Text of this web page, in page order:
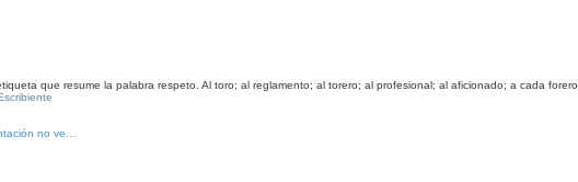
que resume la palabra respeto. Al toro; al reglamento; al torero; al profesional; al aficionado; a cada forero.
no ve…